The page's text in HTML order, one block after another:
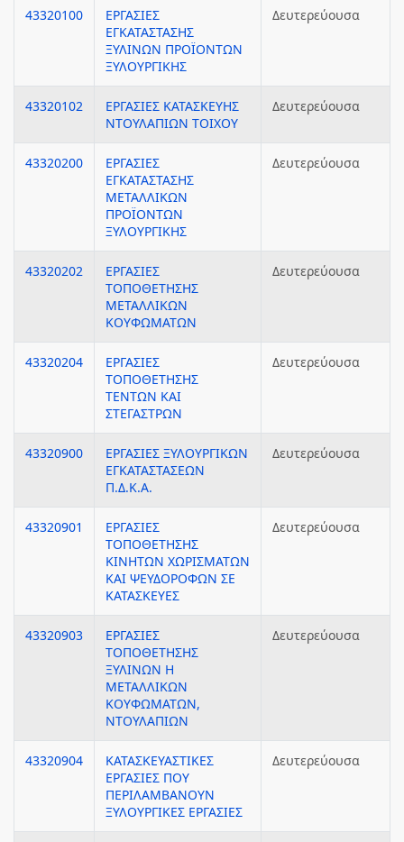
43320100
ΕΡΓΑΣΙΕΣ
ΕΓΚΑΤΑΣΤΑΣΗΣ
ΞΥΛΙΝΩΝ ΠΡΟΪΟΝΤΩΝ
ΞΥΛΟΥΡΓΙΚΗΣ
Δευτερεύουσα
43320102
ΕΡΓΑΣΙΕΣ ΚΑΤΑΣΚΕΥΗΣ
ΝΤΟΥΛΑΠΙΩΝ ΤΟΙΧΟΥ
Δευτερεύουσα
43320200
ΕΡΓΑΣΙΕΣ
ΕΓΚΑΤΑΣΤΑΣΗΣ
ΜΕΤΑΛΛΙΚΩΝ
ΠΡΟΪΟΝΤΩΝ
ΞΥΛΟΥΡΓΙΚΗΣ
Δευτερεύουσα
43320202
ΕΡΓΑΣΙΕΣ
ΤΟΠΟΘΕΤΗΣΗΣ
ΜΕΤΑΛΛΙΚΩΝ
ΚΟΥΦΩΜΑΤΩΝ
Δευτερεύουσα
43320204
ΕΡΓΑΣΙΕΣ
ΤΟΠΟΘΕΤΗΣΗΣ
ΤΕΝΤΩΝ ΚΑΙ
ΣΤΕΓΑΣΤΡΩΝ
Δευτερεύουσα
43320900
ΕΡΓΑΣΙΕΣ ΞΥΛΟΥΡΓΙΚΩΝ
ΕΓΚΑΤΑΣΤΑΣΕΩΝ
Π.Δ.Κ.Α.
Δευτερεύουσα
43320901
ΕΡΓΑΣΙΕΣ
ΤΟΠΟΘΕΤΗΣΗΣ
ΚΙΝΗΤΩΝ ΧΩΡΙΣΜΑΤΩΝ
ΚΑΙ ΨΕΥΔΟΡΟΦΩΝ ΣΕ
ΚΑΤΑΣΚΕΥΕΣ
Δευτερεύουσα
43320903
ΕΡΓΑΣΙΕΣ
ΤΟΠΟΘΕΤΗΣΗΣ
ΞΥΛΙΝΩΝ Η
ΜΕΤΑΛΛΙΚΩΝ
ΚΟΥΦΩΜΑΤΩΝ,
ΝΤΟΥΛΑΠΙΩΝ
Δευτερεύουσα
43320904
ΚΑΤΑΣΚΕΥΑΣΤΙΚΕΣ
ΕΡΓΑΣΙΕΣ ΠΟΥ
ΠΕΡΙΛΑΜΒΑΝΟΥΝ
ΞΥΛΟΥΡΓΙΚΕΣ ΕΡΓΑΣΙΕΣ
Δευτερεύουσα